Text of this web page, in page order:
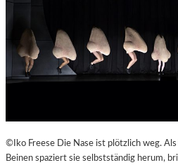
©Iko Freese Die Nase ist plötzlich weg.
Beinen spaziert sie selbstständig herum,